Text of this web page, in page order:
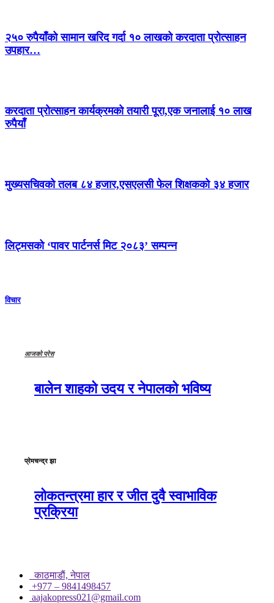
२५० रुपैयाँको सामान खरिद गर्दा १० लाखको करदाता प्रोत्साहन
उपहार…
करदाता प्रोत्साहन कार्यक्रमको तयारी पूरा,एक जनालाई १० लाख
रुपैयाँ
मुख्यसचिवको तलब ८४ हजार,एसएलसी फेल शिक्षकको ३४ हजार
लिट्मसको ‘पावर पार्टनर्स मिट २०८३’ सम्पन्न
विचार
आजको प्रेस
बालेन शाहको उदय र नेपालको भविष्य
प्रेमचन्द्र झा
लोकतन्त्रमा हार र जीत दुवै स्वाभाविक
प्रक्रिया
काठमाडाैं, नेपाल
+977 – 9841498457
aajakopress021@gmail.com